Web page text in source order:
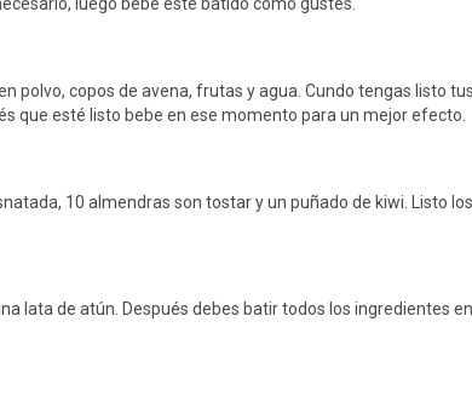
polvo, copos de avena, frutas y agua. Cundo tengas listo
que esté listo bebe en ese momento para un mejor efecto.
10 almendras son tostar y un puñado de kiwi. Listo
lata de atún. Después debes batir todos los ingredientes